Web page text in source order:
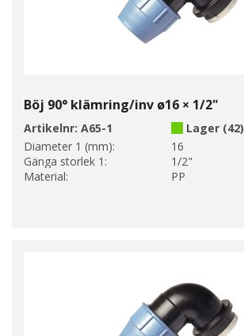
Böj 90° klämring/inv ø16 × 1/2"
Artikelnr: A65-1
Lager (42)
Diameter 1 (mm):
16
Gänga storlek 1:
1/2"
Material:
PP